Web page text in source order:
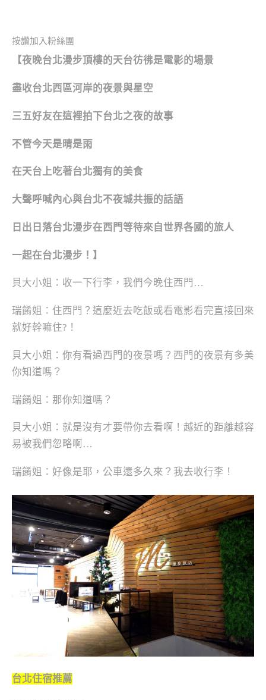
按讚加入粉絲團
【夜晚台北漫步頂樓的天台彷彿是電影的場景
盡收台北西區河岸的夜景與星空
三五好友在這裡拍下台北之夜的故事
不管今天是晴是雨
在天台上吃著台北獨有的美食
大聲呼喊內心與台北不夜城共振的話語
日出日落台北漫步在西門等待來自世界各國的旅人
一起在台北漫步！】
貝大小姐：收一下行李，我們今晚住西門…
瑞餚姐：住西門？這麼近去吃飯或看電影看完直接回來
就好幹嘛住?！
貝大小姐：你有看過西門的夜景嗎？西門的夜景有多美
你知道嗎？
瑞餚姐：那你知道嗎？
貝大小姐：就是沒有才要帶你去看啊！越近的距離越容
易被我們忽略啊…
瑞餚姐：好像是耶，公車還多久來？我去收行李！
台北住宿推薦